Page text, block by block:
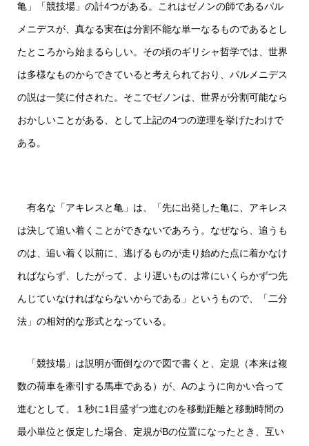
亀」「競技場」の計4つがある。これはゼノンの師であるパル
メニデスが、真なる実在は分割不能な単一なるものであるとし
たところから始まるらしい。その頃のギリシャ哲学では、世界
は多様なものからできていると考えられており、パルメニデス
の説は一笑に付された。そこでゼノンは、世界が分割可能なら
おかしいことがある、として上記の4つの逆理を挙げたわけで
ある。
有名な「アキレスと亀」は、「先に出発した亀に、アキレス
は決して追い着くことができないであろう。なぜなら、追うも
のは、追い着く以前に、逃げるものが走り始めた点に着かなけ
ればならず、したがって、より遅いものは常にいくらかずつ先
んじていなければならないからである」というもので、「二分
法」の相対的な形式となっている。
「競技場」は説明が面倒なので図で書くと、定規（本来は複
数の荷車を牽引する馬車である）が、Aのように向かい合って
進むとして、１秒に1目盛ずつ進むのを移動距離と移動時間の
最小単位と仮定した場合、定規がBの位置になったとき、互い